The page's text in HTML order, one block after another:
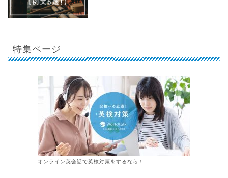
特集ページ
オンライン英会話で英検対策をするなら！